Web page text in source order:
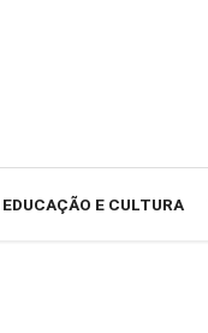
EDUCAÇÃO E CULTURA